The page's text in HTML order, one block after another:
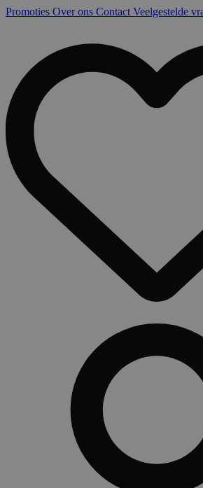
Promoties Over ons Contact Veelgestelde